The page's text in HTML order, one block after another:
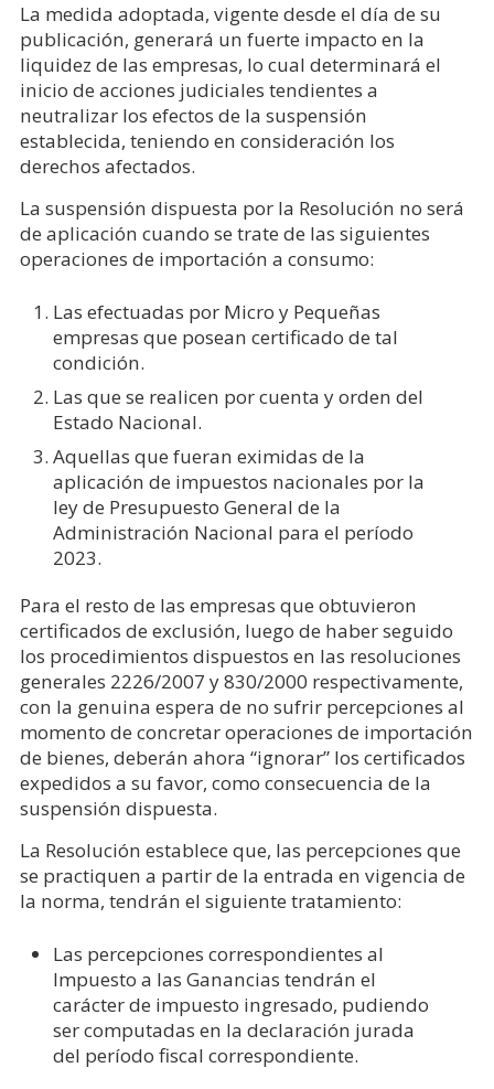
La medida adoptada, vigente desde el día de su
publicación, generará un fuerte impacto en la
liquidez de las empresas, lo cual determinará el
inicio de acciones judiciales tendientes a
neutralizar los efectos de la suspensión
establecida, teniendo en consideración los
derechos afectados.
La suspensión dispuesta por la Resolución no será
de aplicación cuando se trate de las siguientes
operaciones de importación a consumo:
Las efectuadas por Micro y Pequeñas
empresas que posean certificado de tal
condición.
Las que se realicen por cuenta y orden del
Estado Nacional.
Aquellas que fueran eximidas de la
aplicación de impuestos nacionales por la
ley de Presupuesto General de la
Administración Nacional para el período
2023.
Para el resto de las empresas que obtuvieron
certificados de exclusión, luego de haber seguido
los procedimientos dispuestos en las resoluciones
generales 2226/2007 y 830/2000 respectivamente,
con la genuina espera de no sufrir percepciones al
momento de concretar operaciones de importación
de bienes, deberán ahora “ignorar” los certificados
expedidos a su favor, como consecuencia de la
suspensión dispuesta.
La Resolución establece que, las percepciones que
se practiquen a partir de la entrada en vigencia de
la norma, tendrán el siguiente tratamiento:
Las percepciones correspondientes al
Impuesto a las Ganancias tendrán el
carácter de impuesto ingresado, pudiendo
ser computadas en la declaración jurada
del período fiscal correspondiente.